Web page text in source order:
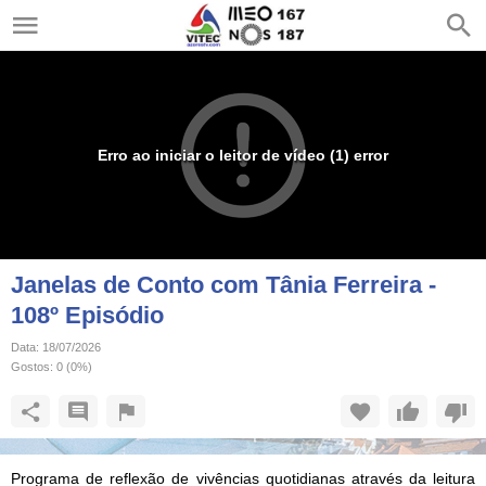
Erro ao iniciar o leitor de vídeo (1) error
Janelas de Conto com Tânia Ferreira -
108º Episódio
Data: 18/07/2026
Gostos: 0 (0%)
Programa de reflexão de vivências quotidianas através da leitura